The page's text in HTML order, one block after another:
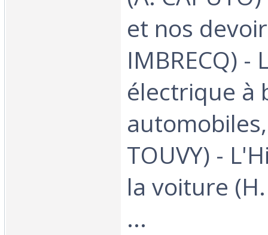
et nos
IMBRECQ)
électrique à
TOUVY) -
la voiture
...‎